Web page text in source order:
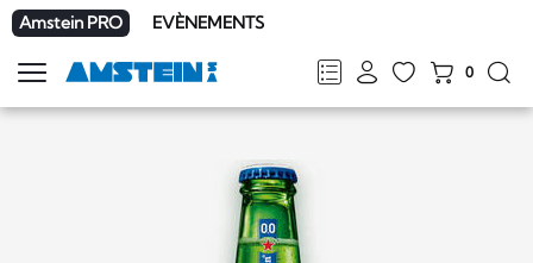
Amstein PRO EVÈNEMENTS
FRDEENIT
0
Afficher
la